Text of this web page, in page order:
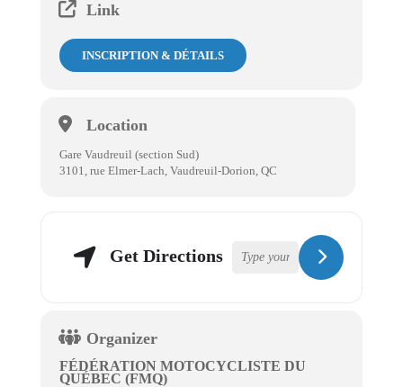
Link
INSCRIPTION & DÉTAILS
Location
Gare Vaudreuil (section Sud)
3101, rue Elmer-Lach, Vaudreuil-Dorion, QC
Get Directions
Organizer
FÉDÉRATION MOTOCYCLISTE DU
QUÉBEC (FMQ)